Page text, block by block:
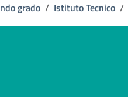
grado Istituto Tecnico